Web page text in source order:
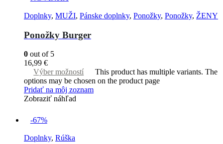
Doplnky, MUŽI, Pánske doplnky, Ponožky, Ponožky, ŽENY
Ponožky Burger
0 out of 5
16,99 €
Výber možností
This product has multiple variants. The
options may be chosen on the product page
Pridať na môj zoznam
Zobraziť náhľad
-67%
Doplnky, Rúška